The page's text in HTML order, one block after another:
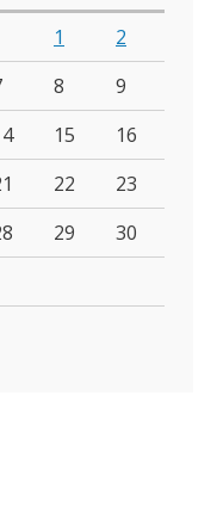
1
2
8
9
15
16
22
23
29
30